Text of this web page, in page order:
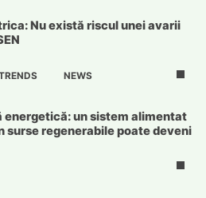
Nu există riscul unei avarii
NEWS
energetică: un sistem alimentat
surse regenerabile poate deveni